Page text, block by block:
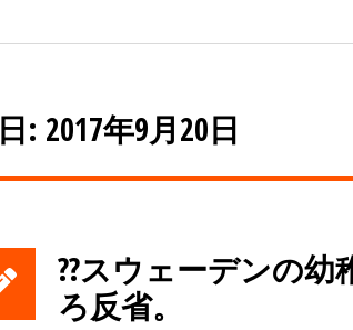
日: 2017年9月20日
??スウェーデンの幼
ろ反省。